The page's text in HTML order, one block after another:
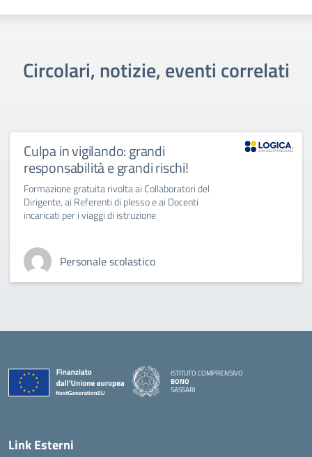
Circolari, notizie, eventi correlati
Culpa in vigilando: grandi
responsabilità e grandi rischi!
Formazione gratuita rivolta ai Collaboratori del
Dirigente, ai Referenti di plesso e ai Docenti
incaricati per i viaggi di istruzione
Personale scolastico
ISTITUTO COMPRENSIVO
BONO
SASSARI
Link Esterni